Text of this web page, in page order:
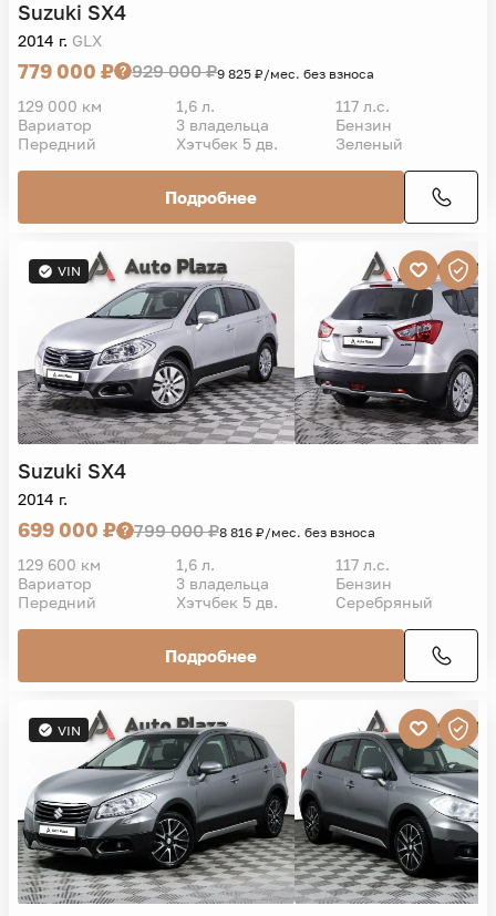
Suzuki SX4
2014 г. GLX
779 000 ₽ 929 000 ₽9 825 ₽/мес. без взноса
129 000 км 1,6 л.
117 л.с.
Вариатор
3 владельца
Бензин
Передний
Хэтчбек 5 дв. Зеленый
Подробнее
VIN
Suzuki SX4
2014 г.
699 000 ₽ 799 000 ₽8 816 ₽/мес. без взноса
129 600 км 1,6 л.
117 л.с.
Вариатор
3 владельца
Бензин
Передний
Хэтчбек 5 дв. Серебряный
Подробнее
VIN